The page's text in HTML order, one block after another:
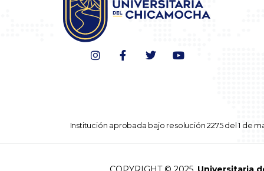
Institución aprobada bajo resolución 2275 del 1 de